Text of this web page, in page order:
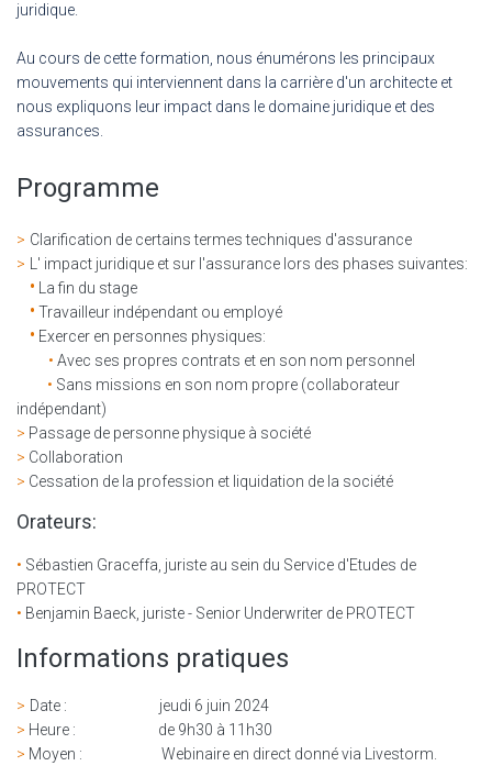
juridique.
Au cours de cette formation, nous énumérons les principaux
mouvements qui interviennent dans la carrière d'un architecte et
nous expliquons leur impact dans le domaine juridique et des
assurances.
Programme
> Clarification de certains termes techniques d'assurance
>
L' impact juridique et sur l'assurance lors des phases suivantes:
• La fin du stage
• Travailleur indépendant ou employé
• Exercer en personnes physiques:
• Avec ses propres contrats et en son nom personnel
• Sans missions en son nom propre (collaborateur
indépendant)
> Passage de personne physique à société
> Collaboration
> Cessation de la profession et liquidation de la société
Orateurs:
• Sébastien Graceffa, juriste au sein du Service d'Etudes de
PROTECT
• Benjamin Baeck, juriste - Senior Underwriter de PROTECT
Informations pratiques
> Date : jeudi 6 juin 2024
> Heure : de 9h30 à 11h30
> Moyen : Webinaire en direct donné via Livestorm.